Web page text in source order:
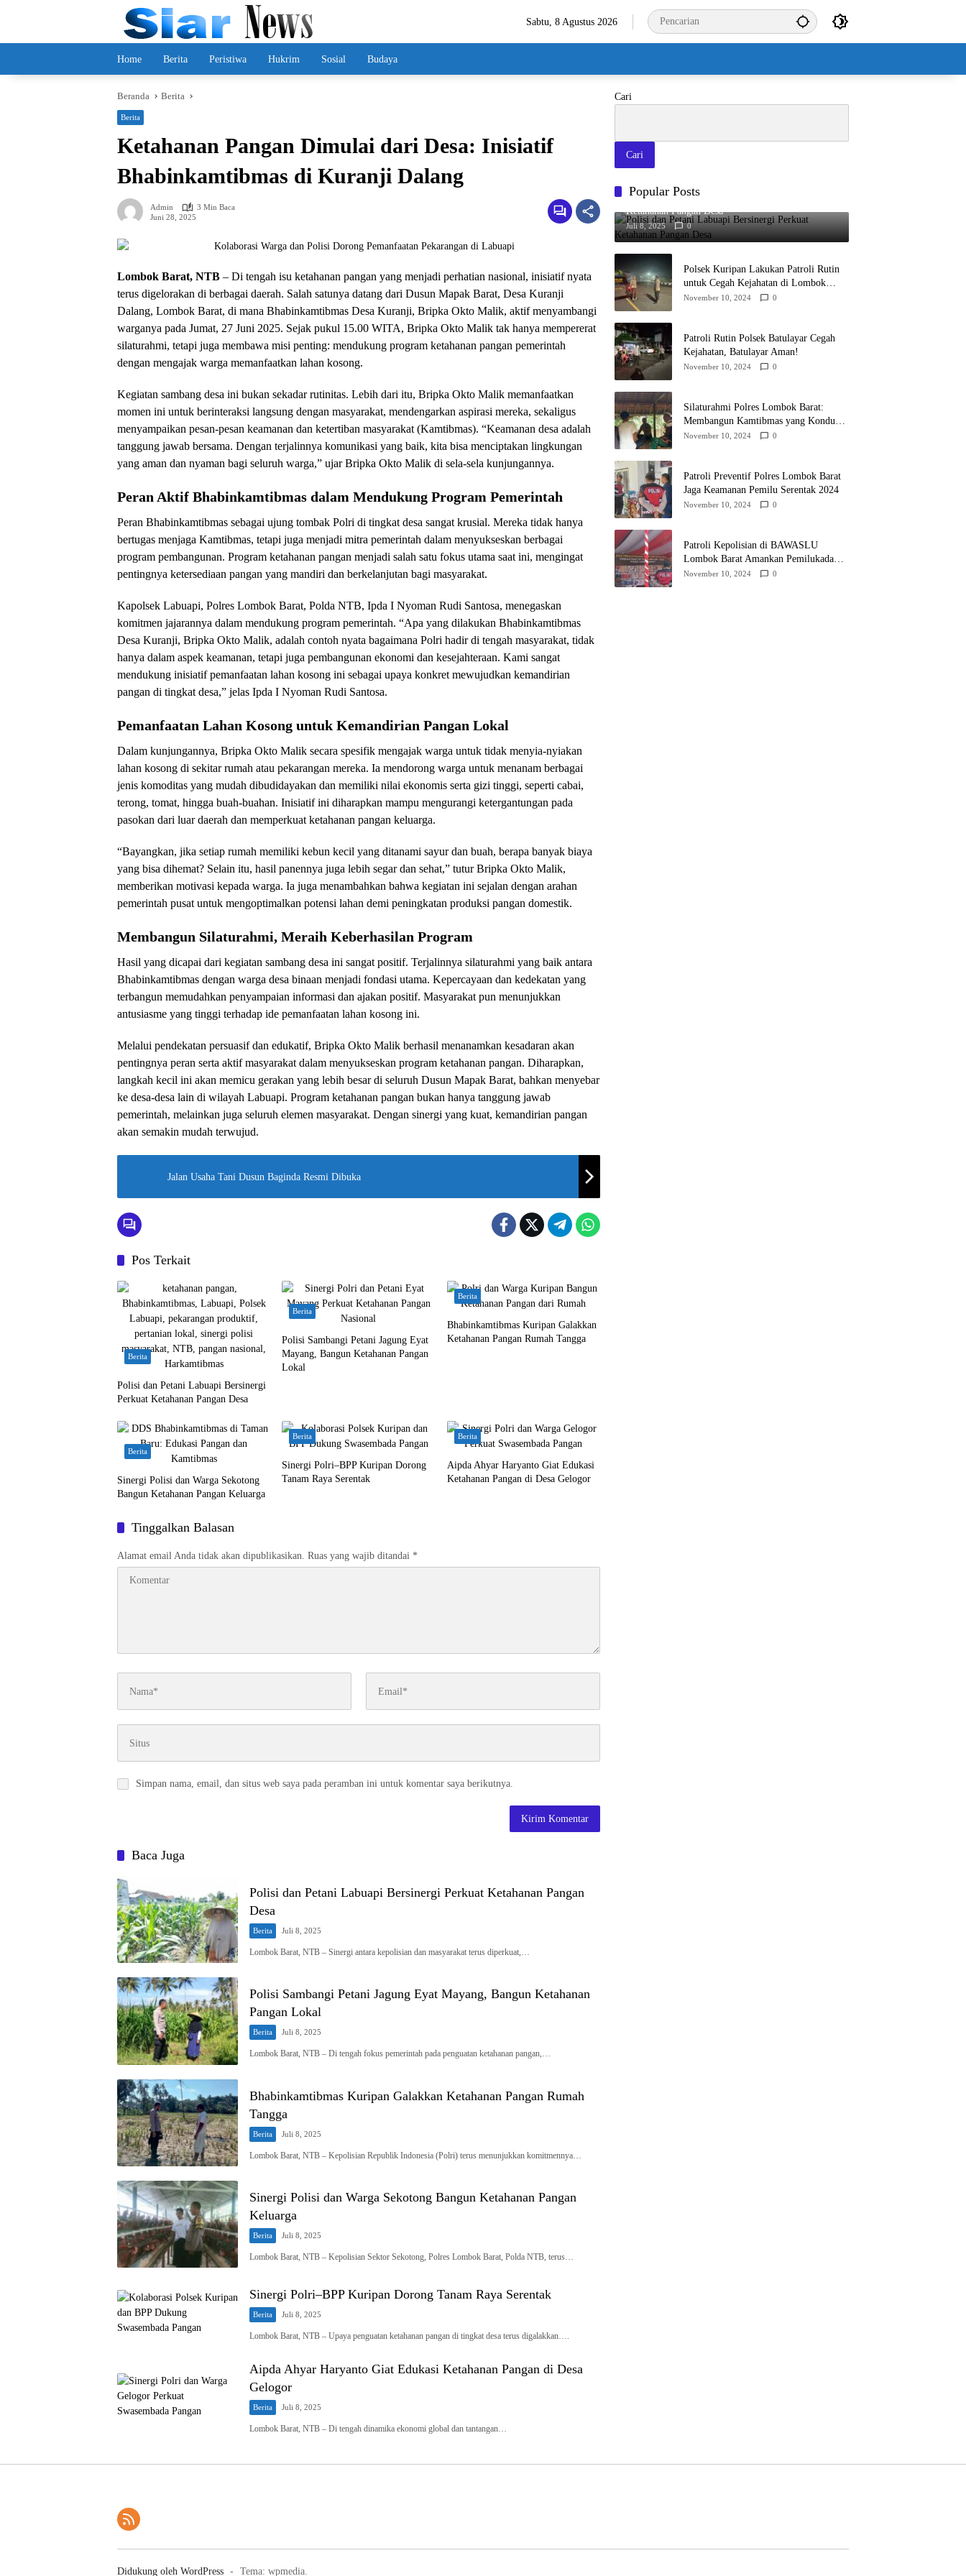
Sabtu, 8 Agustus 2026
Home Berita Peristiwa Hukrim Sosial Budaya
Beranda Berita
Berita
Ketahanan Pangan Dimulai dari Desa: Inisiatif
Bhabinkamtibmas di Kuranji Dalang
Admin
3 Min Baca
Juni 28, 2025
Lombok Barat, NTB – Di tengah isu ketahanan pangan yang menjadi perhatian nasional, inisiatif nyata
terus digelorakan di berbagai daerah. Salah satunya datang dari Dusun Mapak Barat, Desa Kuranji
Dalang, Lombok Barat, di mana Bhabinkamtibmas Desa Kuranji, Bripka Okto Malik, aktif menyambangi
warganya pada Jumat, 27 Juni 2025. Sejak pukul 15.00 WITA, Bripka Okto Malik tak hanya mempererat
silaturahmi, tetapi juga membawa misi penting: mendukung program ketahanan pangan pemerintah
dengan mengajak warga memanfaatkan lahan kosong.
Kegiatan sambang desa ini bukan sekadar rutinitas. Lebih dari itu, Bripka Okto Malik memanfaatkan
momen ini untuk berinteraksi langsung dengan masyarakat, mendengarkan aspirasi mereka, sekaligus
menyampaikan pesan-pesan keamanan dan ketertiban masyarakat (Kamtibmas). “Keamanan desa adalah
tanggung jawab bersama. Dengan terjalinnya komunikasi yang baik, kita bisa menciptakan lingkungan
yang aman dan nyaman bagi seluruh warga,” ujar Bripka Okto Malik di sela-sela kunjungannya.
Peran Aktif Bhabinkamtibmas dalam Mendukung Program Pemerintah
Peran Bhabinkamtibmas sebagai ujung tombak Polri di tingkat desa sangat krusial. Mereka tidak hanya
bertugas menjaga Kamtibmas, tetapi juga menjadi mitra pemerintah dalam menyukseskan berbagai
program pembangunan. Program ketahanan pangan menjadi salah satu fokus utama saat ini, mengingat
pentingnya ketersediaan pangan yang mandiri dan berkelanjutan bagi masyarakat.
Kapolsek Labuapi, Polres Lombok Barat, Polda NTB, Ipda I Nyoman Rudi Santosa, menegaskan
komitmen jajarannya dalam mendukung program pemerintah. “Apa yang dilakukan Bhabinkamtibmas
Desa Kuranji, Bripka Okto Malik, adalah contoh nyata bagaimana Polri hadir di tengah masyarakat, tidak
hanya dalam aspek keamanan, tetapi juga pembangunan ekonomi dan kesejahteraan. Kami sangat
mendukung inisiatif pemanfaatan lahan kosong ini sebagai upaya konkret mewujudkan kemandirian
pangan di tingkat desa,” jelas Ipda I Nyoman Rudi Santosa.
Pemanfaatan Lahan Kosong untuk Kemandirian Pangan Lokal
Dalam kunjungannya, Bripka Okto Malik secara spesifik mengajak warga untuk tidak menyia-nyiakan
lahan kosong di sekitar rumah atau pekarangan mereka. Ia mendorong warga untuk menanam berbagai
jenis komoditas yang mudah dibudidayakan dan memiliki nilai ekonomis serta gizi tinggi, seperti cabai,
terong, tomat, hingga buah-buahan. Inisiatif ini diharapkan mampu mengurangi ketergantungan pada
pasokan dari luar daerah dan memperkuat ketahanan pangan keluarga.
“Bayangkan, jika setiap rumah memiliki kebun kecil yang ditanami sayur dan buah, berapa banyak biaya
yang bisa dihemat? Selain itu, hasil panennya juga lebih segar dan sehat,” tutur Bripka Okto Malik,
memberikan motivasi kepada warga. Ia juga menambahkan bahwa kegiatan ini sejalan dengan arahan
pemerintah pusat untuk mengoptimalkan potensi lahan demi peningkatan produksi pangan domestik.
Membangun Silaturahmi, Meraih Keberhasilan Program
Hasil yang dicapai dari kegiatan sambang desa ini sangat positif. Terjalinnya silaturahmi yang baik antara
Bhabinkamtibmas dengan warga desa binaan menjadi fondasi utama. Kepercayaan dan kedekatan yang
terbangun memudahkan penyampaian informasi dan ajakan positif. Masyarakat pun menunjukkan
antusiasme yang tinggi terhadap ide pemanfaatan lahan kosong ini.
Melalui pendekatan persuasif dan edukatif, Bripka Okto Malik berhasil menanamkan kesadaran akan
pentingnya peran serta aktif masyarakat dalam menyukseskan program ketahanan pangan. Diharapkan,
langkah kecil ini akan memicu gerakan yang lebih besar di seluruh Dusun Mapak Barat, bahkan menyebar
ke desa-desa lain di wilayah Labuapi. Program ketahanan pangan bukan hanya tanggung jawab
pemerintah, melainkan juga seluruh elemen masyarakat. Dengan sinergi yang kuat, kemandirian pangan
akan semakin mudah terwujud.
Jalan Usaha Tani Dusun Baginda Resmi Dibuka
Pos Terkait
Berita
Polisi dan Petani Labuapi Bersinergi
Perkuat Ketahanan Pangan Desa
Berita
Polisi Sambangi Petani Jagung Eyat
Mayang, Bangun Ketahanan Pangan
Lokal
Berita
Bhabinkamtibmas Kuripan Galakkan
Ketahanan Pangan Rumah Tangga
Berita
Sinergi Polisi dan Warga Sekotong
Bangun Ketahanan Pangan Keluarga
Berita
Sinergi Polri–BPP Kuripan Dorong
Tanam Raya Serentak
Berita
Aipda Ahyar Haryanto Giat Edukasi
Ketahanan Pangan di Desa Gelogor
Tinggalkan Balasan
Alamat email Anda tidak akan dipublikasikan. Ruas yang wajib ditandai *
Simpan nama, email, dan situs web saya pada peramban ini untuk komentar saya berikutnya.
Baca Juga
Polisi dan Petani Labuapi Bersinergi Perkuat Ketahanan Pangan
Desa
Berita Juli 8, 2025
Lombok Barat, NTB – Sinergi antara kepolisian dan masyarakat terus diperkuat,…
Polisi Sambangi Petani Jagung Eyat Mayang, Bangun Ketahanan
Pangan Lokal
Berita Juli 8, 2025
Lombok Barat, NTB – Di tengah fokus pemerintah pada penguatan ketahanan pangan,…
Bhabinkamtibmas Kuripan Galakkan Ketahanan Pangan Rumah
Tangga
Berita Juli 8, 2025
Lombok Barat, NTB – Kepolisian Republik Indonesia (Polri) terus menunjukkan komitmennya…
Sinergi Polisi dan Warga Sekotong Bangun Ketahanan Pangan
Keluarga
Berita Juli 8, 2025
Lombok Barat, NTB – Kepolisian Sektor Sekotong, Polres Lombok Barat, Polda NTB, terus…
Sinergi Polri–BPP Kuripan Dorong Tanam Raya Serentak
Berita Juli 8, 2025
Lombok Barat, NTB – Upaya penguatan ketahanan pangan di tingkat desa terus digalakkan….
Aipda Ahyar Haryanto Giat Edukasi Ketahanan Pangan di Desa
Gelogor
Berita Juli 8, 2025
Lombok Barat, NTB – Di tengah dinamika ekonomi global dan tantangan…
Cari
Cari
Popular Posts
Polisi dan Petani Labuapi Bersinergi Perkuat
Ketahanan Pangan Desa
Juli 8, 2025 0
Polsek Kuripan Lakukan Patroli Rutin
untuk Cegah Kejahatan di Lombok
Barat
November 10, 2024 0
Patroli Rutin Polsek Batulayar Cegah
Kejahatan, Batulayar Aman!
November 10, 2024 0
Silaturahmi Polres Lombok Barat:
Membangun Kamtibmas yang Kondusif
untuk Pilkada 2024
November 10, 2024 0
Patroli Preventif Polres Lombok Barat
Jaga Keamanan Pemilu Serentak 2024
November 10, 2024 0
Patroli Kepolisian di BAWASLU
Lombok Barat Amankan Pemilukada
2024
November 10, 2024 0
Didukung oleh WordPress - Tema: wpmedia.